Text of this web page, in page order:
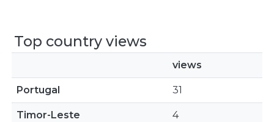
Top country views
views
Portugal 31
Timor-Leste 4